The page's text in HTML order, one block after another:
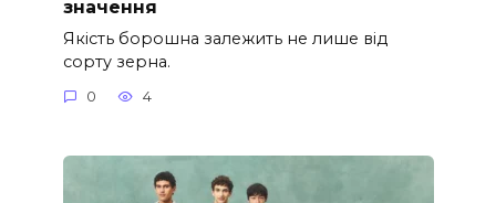
значення
Якість борошна залежить не лише від
сорту зерна.
0 4